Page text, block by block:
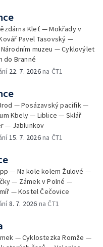
Kleť — Mokřady v
Pavel Tasovský —
muzeu — Cyklovýlet
do Branné
22. 7. 2026na ČT1
— Posázavský pacifik —
Kbely — Liblice — Sklář
— Jablunkov
15. 7. 2026na ČT1
— Na kole kolem Žulové —
— Zámek v Polné —
— Kostel Čečovice
8. 7. 2026 na ČT1
— Cyklostezka Romže —